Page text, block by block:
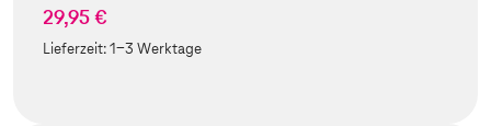
29,95 €
Lieferzeit:1-3 Werktage